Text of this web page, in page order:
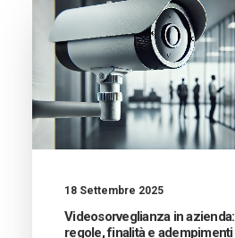
18 Settembre 2025
Videosorveglianza in azienda:
regole, finalità e adempimenti